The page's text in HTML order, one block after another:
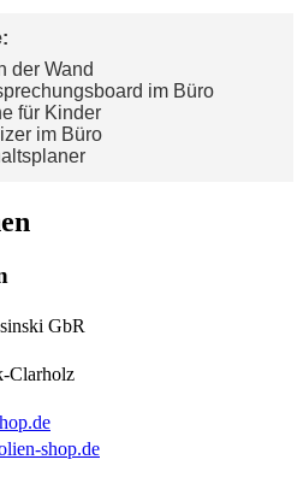
der Wand
im Büro
für Kinder
im Büro
GbR
Clarholz
shop.de